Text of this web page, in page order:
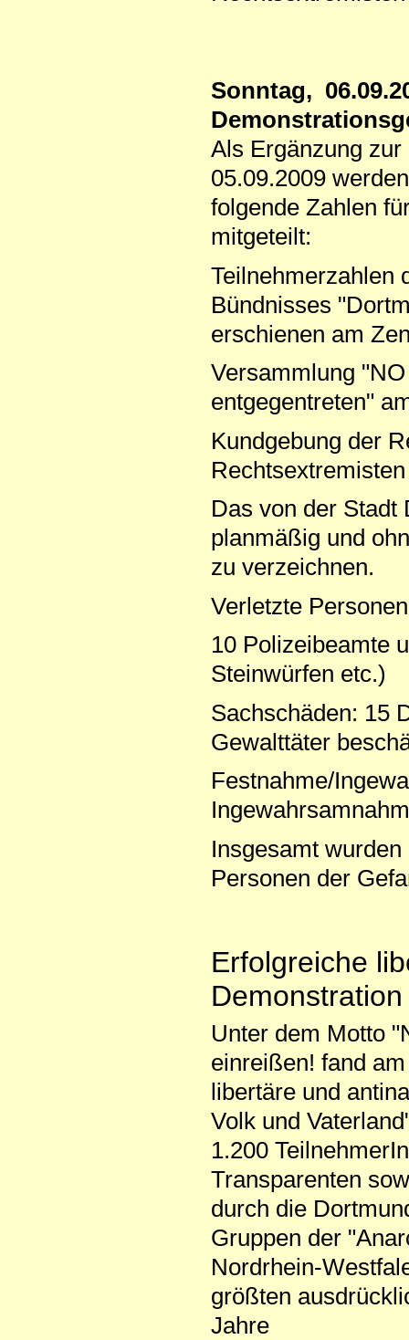
Sonntag,
Als Ergänzung
05.09.2009
folgende Zahlen
mitgeteilt:
Teilnehmerzahlen
Bündnisses
erschienen am
Versammlung
entgegentreten"
Kundgebung der
Rechtsextremisten
Das von der Stadt
planmäßig und
zu verzeichnen.
Verletzte
10 Polizeibeamte
Steinwürfen etc.)
Sachschäden: 15
Gewalttäter
Festnahme/
Insgesamt
Personen der
Erfolgreiche
Unter dem Motto
einreißen! fand
libertäre und
Volk und
1.200
Transparenten
durch die
Gruppen der
Nordrhein-
größten
Jahre